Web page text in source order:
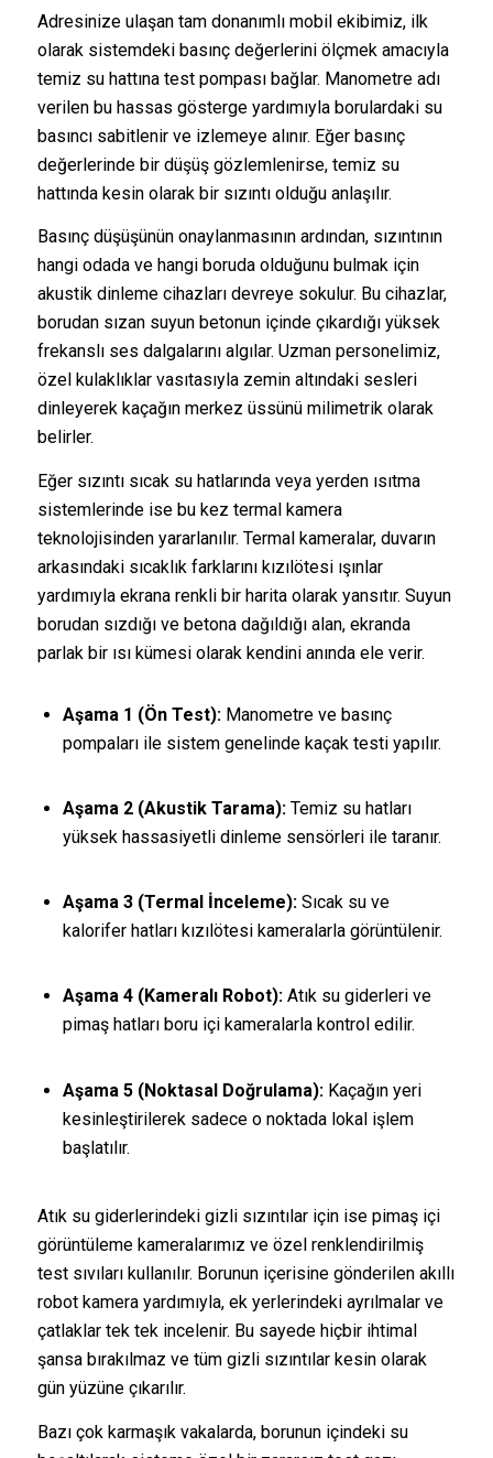
Adresinize ulaşan tam donanımlı mobil ekibimiz, ilk
olarak sistemdeki basınç değerlerini ölçmek amacıyla
temiz su hattına test pompası bağlar. Manometre adı
verilen bu hassas gösterge yardımıyla borulardaki su
basıncı sabitlenir ve izlemeye alınır. Eğer basınç
değerlerinde bir düşüş gözlemlenirse, temiz su
hattında kesin olarak bir sızıntı olduğu anlaşılır.
Basınç düşüşünün onaylanmasının ardından, sızıntının
hangi odada ve hangi boruda olduğunu bulmak için
akustik dinleme cihazları devreye sokulur. Bu cihazlar,
borudan sızan suyun betonun içinde çıkardığı yüksek
frekanslı ses dalgalarını algılar. Uzman personelimiz,
özel kulaklıklar vasıtasıyla zemin altındaki sesleri
dinleyerek kaçağın merkez üssünü milimetrik olarak
belirler.
Eğer sızıntı sıcak su hatlarında veya yerden ısıtma
sistemlerinde ise bu kez termal kamera
teknolojisinden yararlanılır. Termal kameralar, duvarın
arkasındaki sıcaklık farklarını kızılötesi ışınlar
yardımıyla ekrana renkli bir harita olarak yansıtır. Suyun
borudan sızdığı ve betona dağıldığı alan, ekranda
parlak bir ısı kümesi olarak kendini anında ele verir.
Aşama 1 (Ön Test):Manometre ve basınç
pompaları ile sistem genelinde kaçak testi yapılır.
Aşama 2 (Akustik Tarama):Temiz su hatları
yüksek hassasiyetli dinleme sensörleri ile taranır.
Aşama 3 (Termal İnceleme):Sıcak su ve
kalorifer hatları kızılötesi kameralarla görüntülenir.
Aşama 4 (Kameralı Robot):Atık su giderleri ve
pimaş hatları boru içi kameralarla kontrol edilir.
Aşama 5 (Noktasal Doğrulama):Kaçağın yeri
kesinleştirilerek sadece o noktada lokal işlem
başlatılır.
Atık su giderlerindeki gizli sızıntılar için ise pimaş içi
görüntüleme kameralarımız ve özel renklendirilmiş
test sıvıları kullanılır. Borunun içerisine gönderilen akıllı
robot kamera yardımıyla, ek yerlerindeki ayrılmalar ve
çatlaklar tek tek incelenir. Bu sayede hiçbir ihtimal
şansa bırakılmaz ve tüm gizli sızıntılar kesin olarak
gün yüzüne çıkarılır.
Bazı çok karmaşık vakalarda, borunun içindeki su